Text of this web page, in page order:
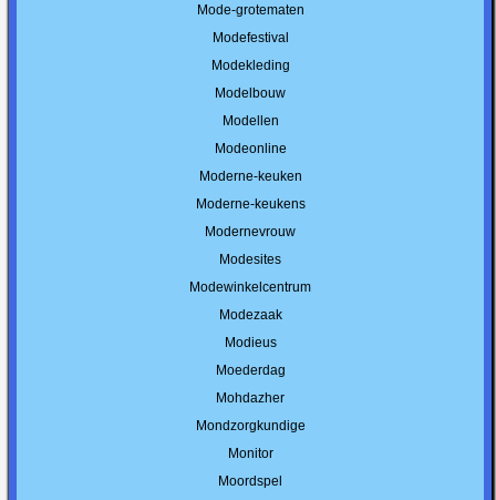
Mode-grotematen
Modefestival
Modekleding
Modelbouw
Modellen
Modeonline
Moderne-keuken
Moderne-keukens
Modernevrouw
Modesites
Modewinkelcentrum
Modezaak
Modieus
Moederdag
Mohdazher
Mondzorgkundige
Monitor
Moordspel